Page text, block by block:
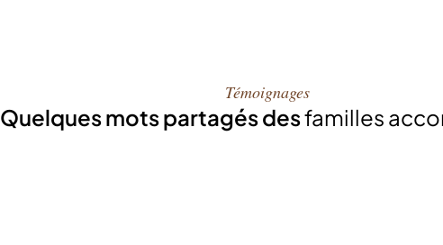
Témoignages
Quelques mots partagés desfamilles